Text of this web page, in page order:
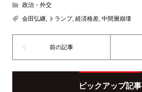
政治・外交
会田弘継, トランプ, 経済格差, 中間層崩壊
ピックアップ記事